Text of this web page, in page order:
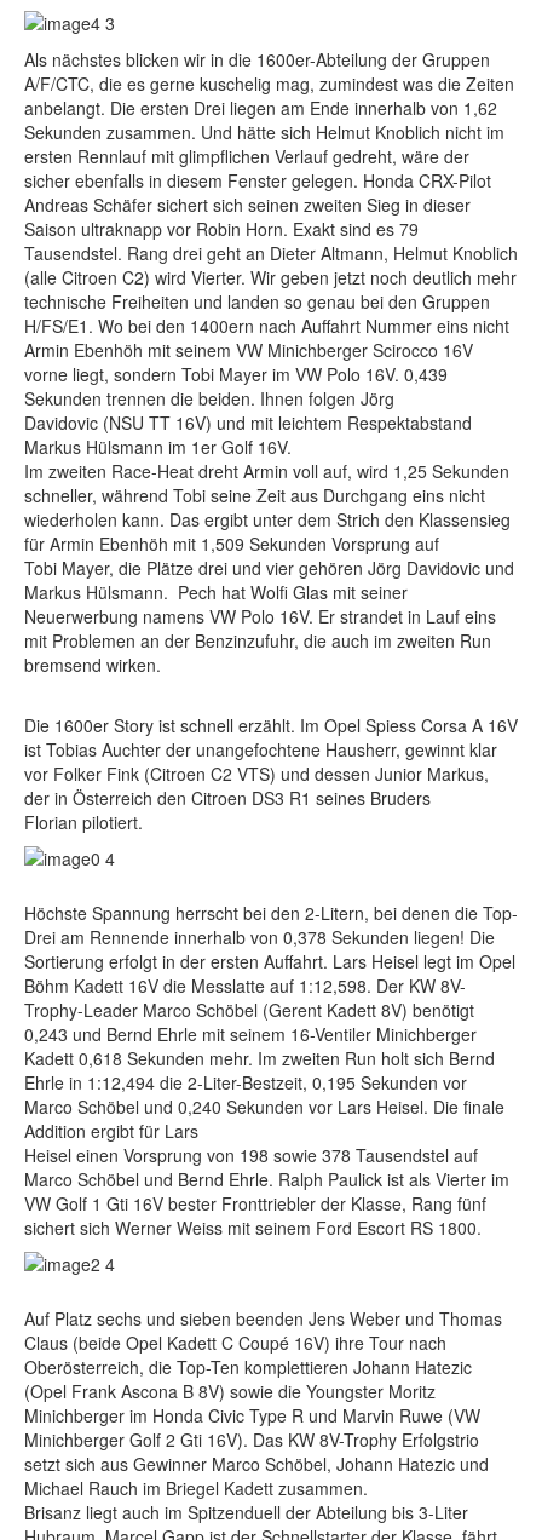
Als nächstes blicken wir in die 1600er-Abteilung der Gruppen
A/F/CTC, die es gerne kuschelig mag, zumindest was die Zeiten
anbelangt. Die ersten Drei liegen am Ende innerhalb von 1,62
Sekunden zusammen. Und hätte sich Helmut Knoblich nicht im
ersten Rennlauf mit glimpflichen Verlauf gedreht, wäre der
sicher ebenfalls in diesem Fenster gelegen. Honda CRX-Pilot
Andreas Schäfer sichert sich seinen zweiten Sieg in dieser
Saison ultraknapp vor Robin Horn. Exakt sind es 79
Tausendstel. Rang drei geht an Dieter Altmann, Helmut Knoblich
(alle Citroen C2) wird Vierter. Wir geben jetzt noch deutlich mehr
technische Freiheiten und landen so genau bei den Gruppen
H/FS/E1. Wo bei den 1400ern nach Auffahrt Nummer eins nicht
Armin Ebenhöh mit seinem VW Minichberger Scirocco 16V
vorne liegt, sondern Tobi Mayer im VW Polo 16V. 0,439
Sekunden trennen die beiden. Ihnen folgen Jörg
Davidovic (NSU TT 16V) und mit leichtem Respektabstand
Markus Hülsmann im 1er Golf 16V.
Im zweiten Race-Heat dreht Armin voll auf, wird 1,25 Sekunden
schneller, während Tobi seine Zeit aus Durchgang eins nicht
wiederholen kann. Das ergibt unter dem Strich den Klassensieg
für Armin Ebenhöh mit 1,509 Sekunden Vorsprung auf
Tobi Mayer, die Plätze drei und vier gehören Jörg Davidovic und
Markus Hülsmann. Pech hat Wolfi Glas mit seiner
Neuerwerbung namens VW Polo 16V. Er strandet in Lauf eins
mit Problemen an der Benzinzufuhr, die auch im zweiten Run
bremsend wirken.
Die 1600er Story ist schnell erzählt. Im Opel Spiess Corsa A 16V
ist Tobias Auchter der unangefochtene Hausherr, gewinnt klar
vor Folker Fink (Citroen C2 VTS) und dessen Junior Markus,
der in Österreich den Citroen DS3 R1 seines Bruders
Florian pilotiert.
Höchste Spannung herrscht bei den 2-Litern, bei denen die Top-
Drei am Rennende innerhalb von 0,378 Sekunden liegen! Die
Sortierung erfolgt in der ersten Auffahrt. Lars Heisel legt im Opel
Böhm Kadett 16V die Messlatte auf 1:12,598. Der KW 8V-
Trophy-Leader Marco Schöbel (Gerent Kadett 8V) benötigt
0,243 und Bernd Ehrle mit seinem 16-Ventiler Minichberger
Kadett 0,618 Sekunden mehr. Im zweiten Run holt sich Bernd
Ehrle in 1:12,494 die 2-Liter-Bestzeit, 0,195 Sekunden vor
Marco Schöbel und 0,240 Sekunden vor Lars Heisel. Die finale
Addition ergibt für Lars
Heisel einen Vorsprung von 198 sowie 378 Tausendstel auf
Marco Schöbel und Bernd Ehrle. Ralph Paulick ist als Vierter im
VW Golf 1 Gti 16V bester Fronttriebler der Klasse, Rang fünf
sichert sich Werner Weiss mit seinem Ford Escort RS 1800.
Auf Platz sechs und sieben beenden Jens Weber und Thomas
Claus (beide Opel Kadett C Coupé 16V) ihre Tour nach
Oberösterreich, die Top-Ten komplettieren Johann Hatezic
(Opel Frank Ascona B 8V) sowie die Youngster Moritz
Minichberger im Honda Civic Type R und Marvin Ruwe (VW
Minichberger Golf 2 Gti 16V). Das KW 8V-Trophy Erfolgstrio
setzt sich aus Gewinner Marco Schöbel, Johann Hatezic und
Michael Rauch im Briegel Kadett zusammen.
Brisanz liegt auch im Spitzenduell der Abteilung bis 3-Liter